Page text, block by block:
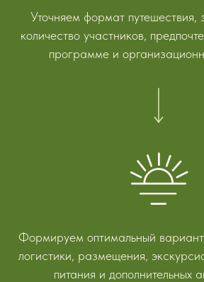
Уточняем формат путешествия,
количество участников,
программе и
Формируем оптимальный вариант
логистики, размещения,
питания и дополнительных